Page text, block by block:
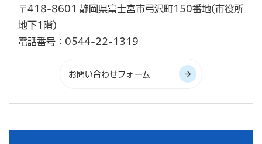
〒418-8601 静岡県富士宮市弓沢町150番地(市役所
地下1階)
電話番号：0544-22-1319